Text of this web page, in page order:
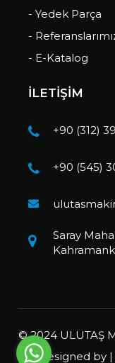
- Yedek Parça
-
- E-Katalog
İLETİŞİM
+90 (312)
+90 (545)
Saray
© 2024 ULUTAŞ
Designed by |